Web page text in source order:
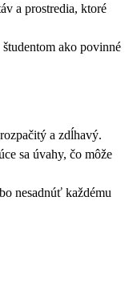
a prostredia, ktoré
ako povinné
a zdĺhavý.
sa úvahy, čo môže
nesadnúť každému